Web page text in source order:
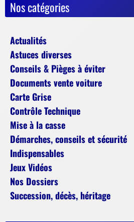
Nos catégories
Actualités
Astuces diverses
Conseils & Pièges à éviter
Documents vente voiture
Carte Grise
Contrôle Technique
Mise à la casse
Démarches, conseils et sécurité
Indispensables
Jeux Vidéos
Nos Dossiers
Succession, décès, héritage